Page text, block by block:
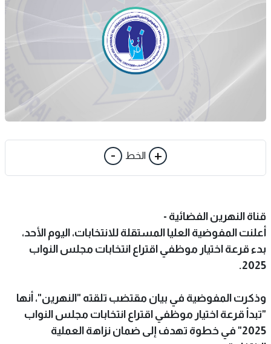
+ الخط -
قناة النهرين الفضائية -
أعلنت المفوضية العليا المستقلة للانتخابات، اليوم الأحد،
بدء قرعة اختيار موظفي اقتراع انتخابات مجلس النواب
2025.
وذكرت المفوضية في بيان مقتضب تلقته "النهرين"، أنها
"تبدأ قرعة اختيار موظفي اقتراع انتخابات مجلس النواب
2025" في خطوة تهدف إلى ضمان نزاهة العملية